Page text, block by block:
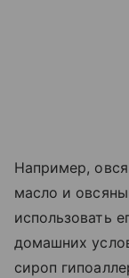
Например,
масло и
использовать
домашних
сироп